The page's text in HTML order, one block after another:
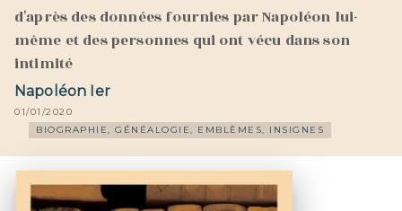
d'après des données fournies par Napoléon lui-
même et des personnes qui ont vécu dans son
intimité
Napoléon Ier
01/01/2020
BIOGRAPHIE, GÉNÉALOGIE, EMBLÈMES, INSIGNES